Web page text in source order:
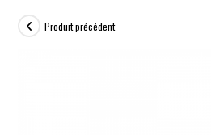
Produit précédent